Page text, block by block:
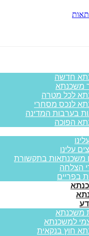
חדשה
משכנתא
לכל מטרה
לנכס מסחרי
בערבות המדינה
הפוכה
עלינו
משכנתאות בתקשורת
הצלחה
בפריים
משכנתא
למשכנתא
חוץ בנקאית